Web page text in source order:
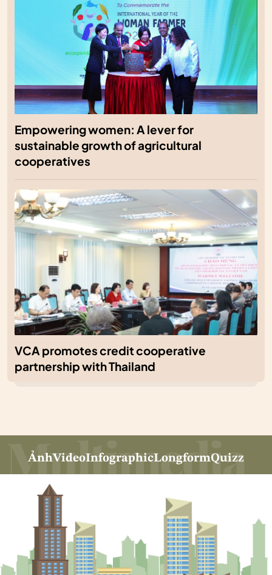
Empowering women: A lever for
sustainable growth of agricultural
cooperatives
VCA promotes credit cooperative
partnership with Thailand
ẢnhVideoInfographicLongformQuizz